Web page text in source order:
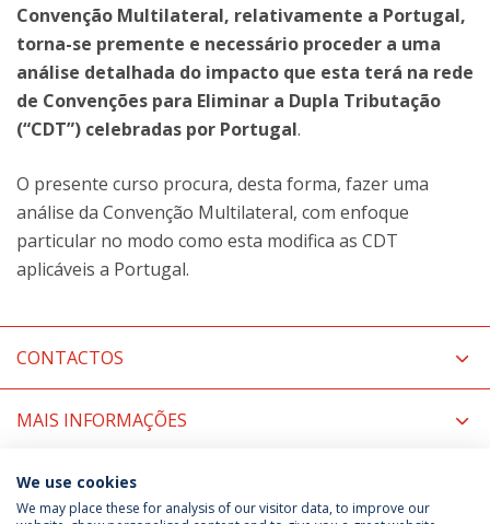
Convenção Multilateral, relativamente a Portugal,
torna-se premente e necessário proceder a uma
análise detalhada do impacto que esta terá na rede
de Convenções para Eliminar a Dupla Tributação
(“CDT”) celebradas por Portugal.
O presente curso procura, desta forma, fazer uma
análise da Convenção Multilateral, com enfoque
particular no modo como esta modifica as CDT
aplicáveis a Portugal.
CONTACTOS
MAIS INFORMAÇÕES
COORDENAÇÃO
We use cookies
We may place these for analysis of our visitor data, to improve our